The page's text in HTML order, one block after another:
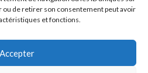
ou de retirer son consentement peut avoir
et fonctions.
Accepter
de ce site.